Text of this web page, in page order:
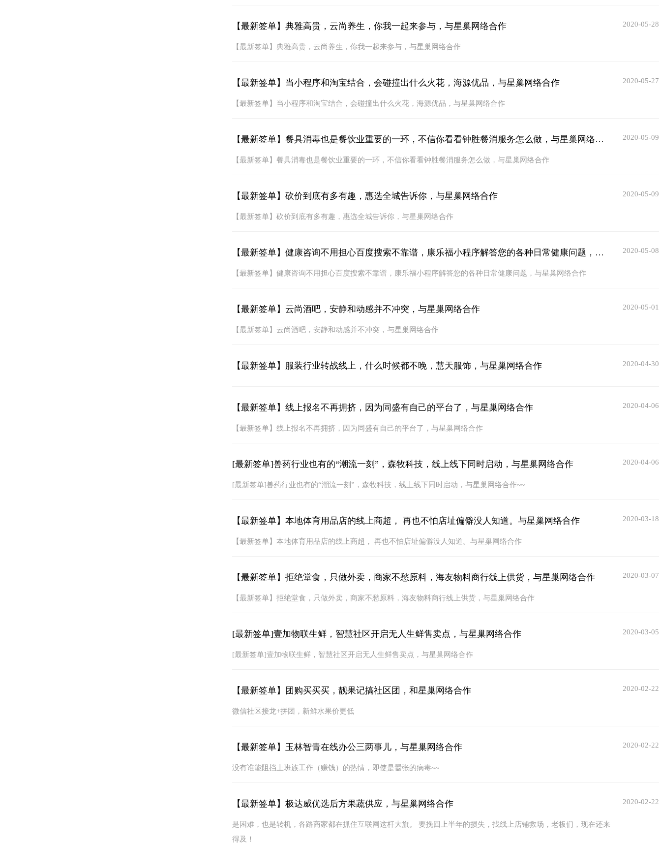
【最新签单】典雅高贵，云尚养生，你我一起来参与，与星巢网络合作 2020-05-28
【最新签单】典雅高贵，云尚养生，你我一起来参与，与星巢网络合作
【最新签单】当小程序和淘宝结合，会碰撞出什么火花，海源优品，与星巢网络合作 2020-05-27
【最新签单】当小程序和淘宝结合，会碰撞出什么火花，海源优品，与星巢网络合作
【最新签单】餐具消毒也是餐饮业重要的一环，不信你看看钟胜餐消服务怎么做，与星巢网络合作 2020-05-09
【最新签单】餐具消毒也是餐饮业重要的一环，不信你看看钟胜餐消服务怎么做，与星巢网络合作
【最新签单】砍价到底有多有趣，惠选全城告诉你，与星巢网络合作 2020-05-09
【最新签单】砍价到底有多有趣，惠选全城告诉你，与星巢网络合作
【最新签单】健康咨询不用担心百度搜索不靠谱，康乐福小程序解答您的各种日常健康问题，与星巢网络合作 2020-05-08
【最新签单】健康咨询不用担心百度搜索不靠谱，康乐福小程序解答您的各种日常健康问题，与星巢网络合作
【最新签单】云尚酒吧，安静和动感并不冲突，与星巢网络合作 2020-05-01
【最新签单】云尚酒吧，安静和动感并不冲突，与星巢网络合作
【最新签单】服装行业转战线上，什么时候都不晚，慧天服饰，与星巢网络合作 2020-04-30
【最新签单】线上报名不再拥挤，因为同盛有自己的平台了，与星巢网络合作 2020-04-06
【最新签单】线上报名不再拥挤，因为同盛有自己的平台了，与星巢网络合作
[最新签单]兽药行业也有的“潮流一刻”，森牧科技，线上线下同时启动，与星巢网络合作 2020-04-06
[最新签单]兽药行业也有的“潮流一刻”，森牧科技，线上线下同时启动，与星巢网络合作~~
【最新签单】本地体育用品店的线上商超， 再也不怕店址偏僻没人知道。与星巢网络合作 2020-03-18
【最新签单】本地体育用品店的线上商超， 再也不怕店址偏僻没人知道。与星巢网络合作
【最新签单】拒绝堂食，只做外卖，商家不愁原料，海友物料商行线上供货，与星巢网络合作 2020-03-07
【最新签单】拒绝堂食，只做外卖，商家不愁原料，海友物料商行线上供货，与星巢网络合作
[最新签单]壹加物联生鲜，智慧社区开启无人生鲜售卖点，与星巢网络合作 2020-03-05
[最新签单]壹加物联生鲜，智慧社区开启无人生鲜售卖点，与星巢网络合作
【最新签单】团购买买买，靓果记搞社区团，和星巢网络合作 2020-02-22
微信社区接龙+拼团，新鲜水果价更低
【最新签单】玉林智青在线办公三两事儿，与星巢网络合作 2020-02-22
没有谁能阻挡上班族工作（赚钱）的热情，即使是嚣张的病毒~~
【最新签单】极达威优选后方果蔬供应，与星巢网络合作 2020-02-22
是困难，也是转机，各路商家都在抓住互联网这杆大旗。 要挽回上半年的损失，找线上店铺救场，老板们，现在还来
得及！